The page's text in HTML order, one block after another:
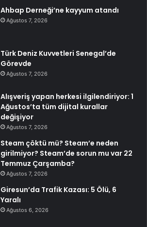
Ahbap Derneği’ne kayyum atandı
Ağustos 7, 2026
Türk Deniz Kuvvetleri Senegal’de
Görevde
Ağustos 7, 2026
Alışveriş yapan herkesi ilgilendiriyor: 1
Ağustos’ta tüm dijital kurallar
değişiyor
Ağustos 7, 2026
Steam çöktü mü? Steam’e neden
girilmiyor? Steam’de sorun mu var 22
Temmuz Çarşamba?
Ağustos 7, 2026
Giresun’da Trafik Kazası: 5 Ölü, 6
Yaralı
Ağustos 6, 2026